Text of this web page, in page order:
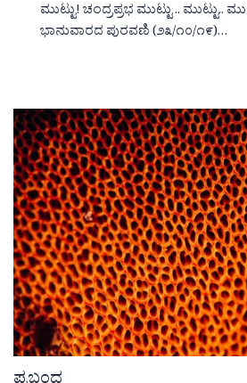
ಮುಟ್ಟು! ಚಂದ್ರಪ್ರಭ ಮುಟ್ಟು .. ಮುಟ್ಟು..
ಭಾನುವಾರದ ಪುರವಣಿ (೨೩/೧೦/೧೯)…